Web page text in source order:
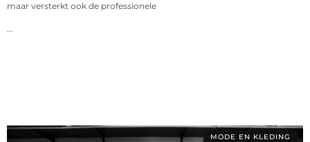
maar versterkt ook de professionele
MODE EN KLEDING